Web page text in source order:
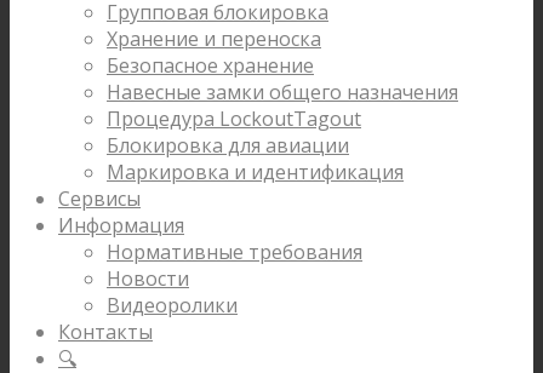
Групповая блокировка
Хранение и переноска
Безопасное хранение
Навесные замки общего назначения
Процедура LockoutTagout
Блокировка для авиации
Маркировка и идентификация
Сервисы
Информация
Нормативные требования
Новости
Видеоролики
Контакты
🔍